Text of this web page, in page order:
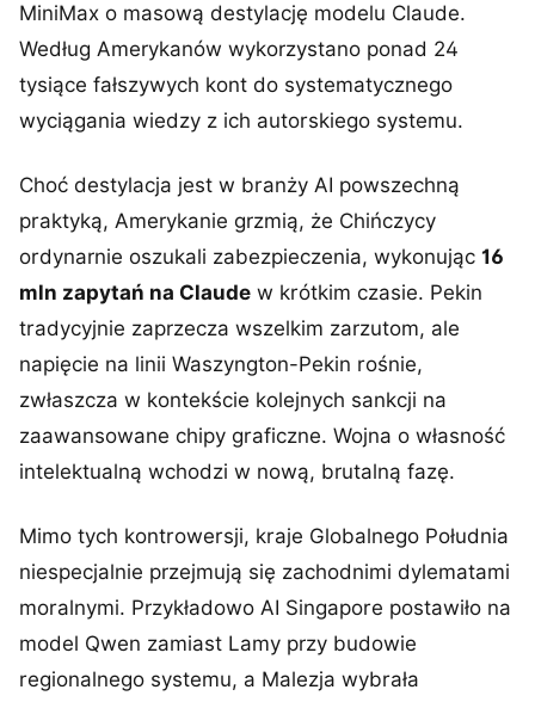
MiniMax o masową destylację modelu Claude.
Według Amerykanów wykorzystano ponad 24
tysiące fałszywych kont do systematycznego
wyciągania wiedzy z ich autorskiego systemu.
Choć destylacja jest w branży AI powszechną
praktyką, Amerykanie grzmią, że Chińczycy
ordynarnie oszukali zabezpieczenia, wykonując 16
mln zapytań na Claude w krótkim czasie. Pekin
tradycyjnie zaprzecza wszelkim zarzutom, ale
napięcie na linii Waszyngton-Pekin rośnie,
zwłaszcza w kontekście kolejnych sankcji na
zaawansowane chipy graficzne. Wojna o własność
intelektualną wchodzi w nową, brutalną fazę.
Mimo tych kontrowersji, kraje Globalnego Południa
niespecjalnie przejmują się zachodnimi dylematami
moralnymi. Przykładowo AI Singapore postawiło na
model Qwen zamiast Lamy przy budowie
regionalnego systemu, a Malezja wybrała